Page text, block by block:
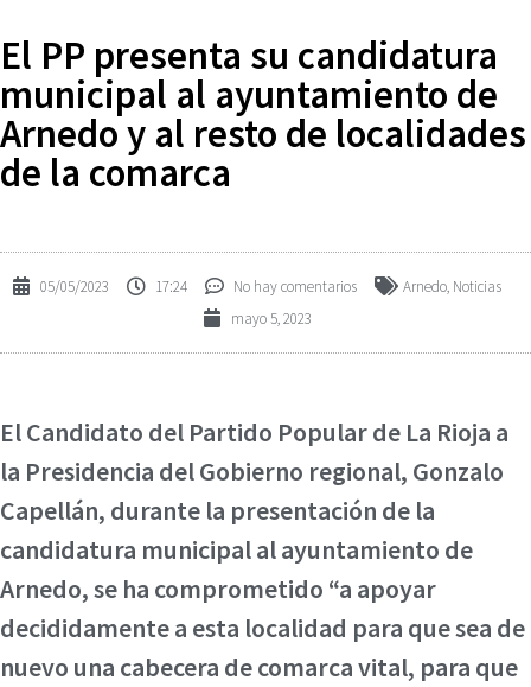
El PP presenta su candidatura
municipal al ayuntamiento de
Arnedo y al resto de localidades
de la comarca
05/05/2023 17:24 No hay comentarios Arnedo, Noticias
mayo 5, 2023
El Candidato del Partido Popular de La Rioja a
la Presidencia del Gobierno regional, Gonzalo
Capellán, durante la presentación de la
candidatura municipal al ayuntamiento de
Arnedo, se ha comprometido “a apoyar
decididamente a esta localidad para que sea de
nuevo una cabecera de comarca vital, para que